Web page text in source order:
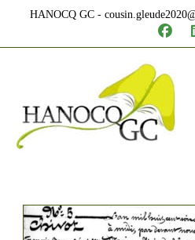
content
HANOCQ GC -